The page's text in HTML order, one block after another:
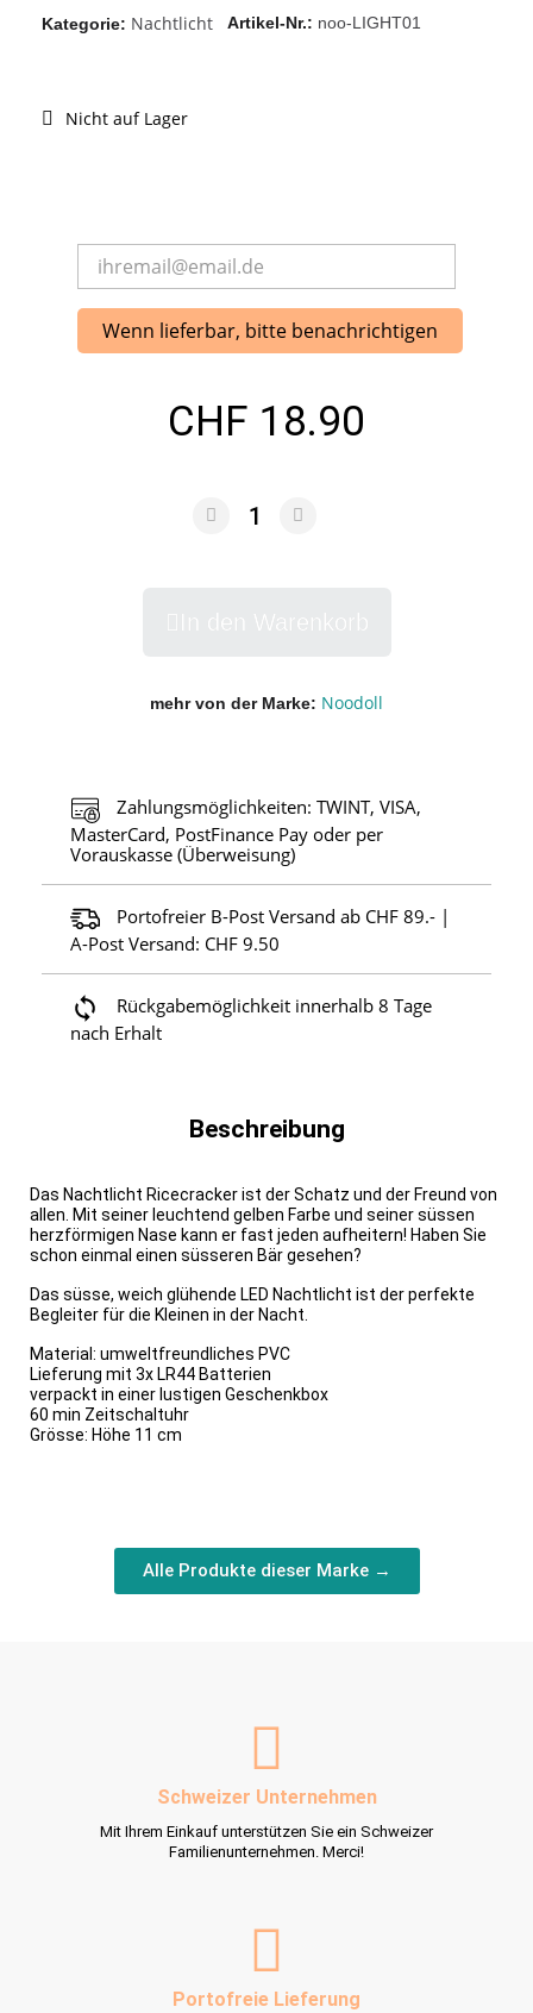
Kategorie Nachtlicht Artikel-Nr. noo-LIGHT01
Nicht auf Lager
Wenn lieferbar, bitte benachrichtigen
CHF 18.90
mehr von der Marke Noodoll
Zahlungsmöglichkeiten: TWINT, VISA,
MasterCard, PostFinance Pay oder per
Vorauskasse (Überweisung)
Portofreier B-Post Versand ab CHF 89.- |
A-Post Versand: CHF 9.50
Rückgabemöglichkeit innerhalb 8 Tage
nach Erhalt
Beschreibung
Das Nachtlicht Ricecracker ist der Schatz und der Freund von
allen. Mit seiner leuchtend gelben Farbe und seiner süssen
herzförmigen Nase kann er fast jeden aufheitern! Haben Sie
schon einmal einen süsseren Bär gesehen?
Das süsse, weich glühende LED Nachtlicht ist der perfekte
Begleiter für die Kleinen in der Nacht.
Material: umweltfreundliches PVC
Lieferung mit 3x LR44 Batterien
verpackt in einer lustigen Geschenkbox
60 min Zeitschaltuhr
Grösse: Höhe 11 cm
Alle Produkte dieser Marke →
Schweizer Unternehmen
Mit Ihrem Einkauf unterstützen Sie ein Schweizer
Familienunternehmen. Merci!
Portofreie Lieferung